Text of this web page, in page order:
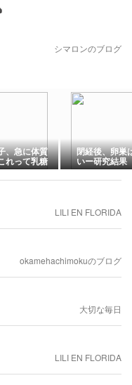
シマロンのブログ
、急に体質
れって乳糖
閉経後、卵巣
いー研究結果
LILI EN FLORIDA
okamehachimokuのブログ
大切な毎日
LILI EN FLORIDA